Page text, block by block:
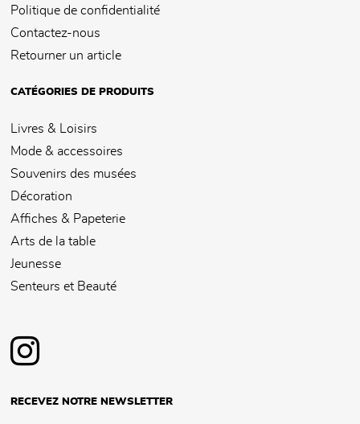
Politique de confidentialité
Contactez-nous
Retourner un article
CATÉGORIES DE PRODUITS
Livres & Loisirs
Mode & accessoires
Souvenirs des musées
Décoration
Affiches & Papeterie
Arts de la table
Jeunesse
Senteurs et Beauté
RECEVEZ NOTRE NEWSLETTER